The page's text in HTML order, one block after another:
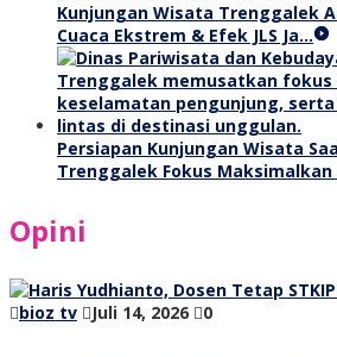
Kunjungan Wisata Trenggalek
Cuaca Ekstrem & Efek JLS Ja…
Persiapan Kunjungan Wisata
Trenggalek Fokus
Opini
bioz tv Juli 14, 2026 0